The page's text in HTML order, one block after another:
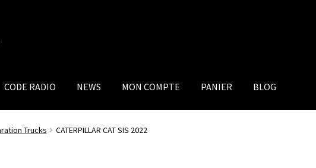
CODE RADIO NEWS MON COMPTE PANIER BLOG
Trucks CATERPILLAR CAT SIS 2022